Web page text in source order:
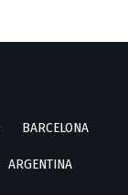
BARCELONA
ARGENTINA